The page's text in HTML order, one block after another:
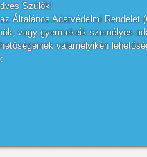
Szülők!
Általános Adatvédelmi
vagy gyermekeik személyes
valamelyikén